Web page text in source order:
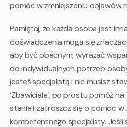
pomóc w zmniejszeniu objawów
Pamiętaj, że każda osoba jest
doświadczenia mogą się
aby być obecnym, wyrażać
do indywidualnych potrzeb
jesteś specjalistą i nie musisz
‘Zbawiciele’, po prostu pomóż
stanie i zatroszcz się o pomoc w
kompetentnego specjalisty. Jeśli